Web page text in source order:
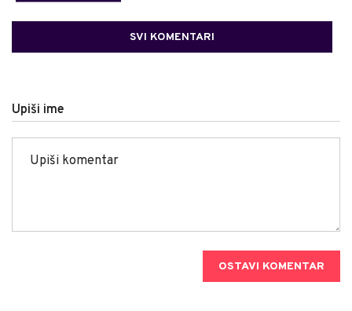
SVI KOMENTARI
Upiši ime
OSTAVI KOMENTAR